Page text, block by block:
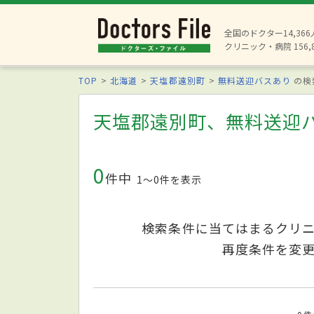
全国のドクター14,366
クリニック・病院
TOP 北海道 天塩郡遠別町 無料送迎バスあり の
天塩郡遠別町、無料送迎
0件中 1〜0件を表示
検索条件に当てはまるクリ
再度条件を変